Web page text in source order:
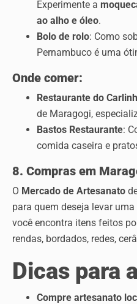
Experimente a
ao alho e óleo.
Bolo de rolo: Como
Pernambuco é uma
Onde comer:
Restaurante do
de Maragogi,
Bastos Restaurante:
comida caseira e
8. Compras em
O Mercado de Artesanato
para quem deseja levar
você encontra itens feitos
rendas, bordados, redes,
Dicas para
Compre artesanato